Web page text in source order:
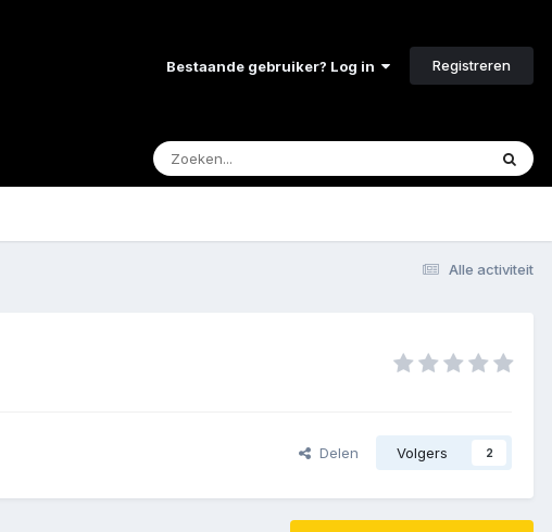
Bestaande gebruiker? Log in Registreren
Alle activiteit
Delen Volgers 2